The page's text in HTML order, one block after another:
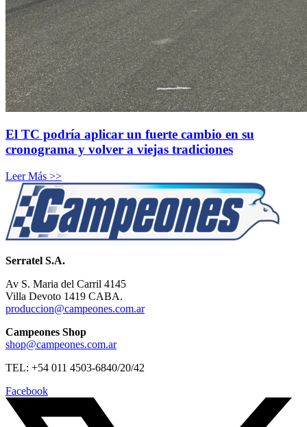
El TC podría aplicar un fuerte cambio en su
cronograma y volver a viejas tradiciones
Leer Más >>
Serratel S.A.
Av S. Maria del Carril 4145
Villa Devoto 1419 CABA.
produccion@campeones.com.ar
Campeones Shop
shop@campeones.com.ar
TEL: +54 011 4503-6840/20/42
Facebook